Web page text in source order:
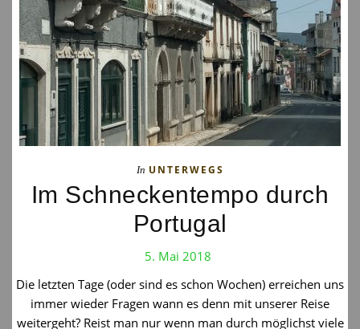
In UNTERWEGS
Im Schneckentempo durch
Portugal
5. Mai 2018
Die letzten Tage (oder sind es schon Wochen) erreichen uns
immer wieder Fragen wann es denn mit unserer Reise
weitergeht? Reist man nur wenn man durch möglichst viele